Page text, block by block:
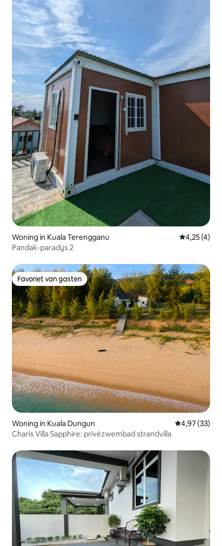
Woning in Kuala Terengganu
4,25 (4)
Pandak-paradijs 2
Favoriet van gasten
Favoriet van gasten
Woning in Kuala Dungun Gemiddelde
4,97 (33)
Charis Villa Sapphire: privézwembad strandvilla